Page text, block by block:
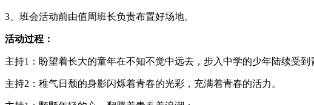
3、班会活动前由值周班长负责布置好场地。
活动过程：
主持1：盼望着长大的童年在不知不觉中远去，步入中学的少年陆续受
主持2：稚气日颓的身影闪烁着青春的光彩，充满着青春的活力。